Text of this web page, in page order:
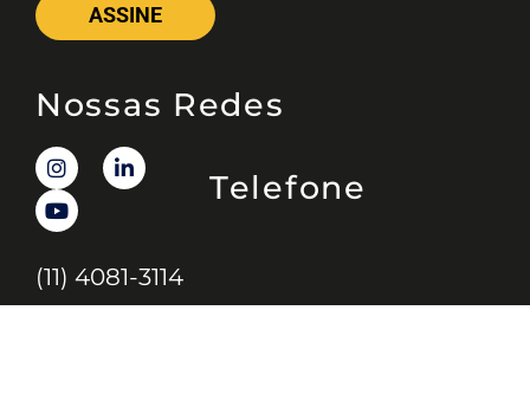
ASSINE
Nossas Redes
Telefone
(11) 4081-3114